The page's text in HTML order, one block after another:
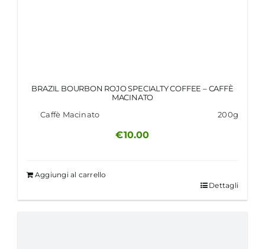
BRAZIL BOURBON ROJO SPECIALTY COFFEE – CAFFÈ
MACINATO
Caffè Macinato
200g
€10.00
Aggiungi al carrello
Dettagli